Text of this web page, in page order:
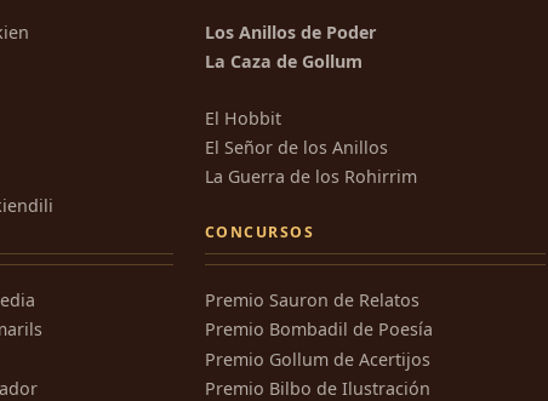
Los Anillos de Poder
La Caza de Gollum
El Hobbit
El Señor de los Anillos
La Guerra de los Rohirrim
CONCURSOS
Premio Sauron de Relatos
Premio Bombadil de Poesía
Premio Gollum de Acertijos
Premio Bilbo de Ilustración